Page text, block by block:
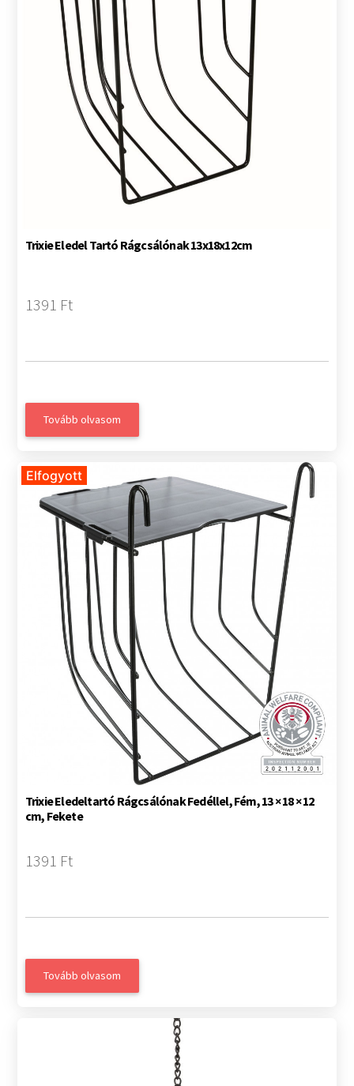
Trixie Eledel Tartó Rágcsálónak 13x18x12cm
1391 Ft
Tovább olvasom
Elfogyott
Trixie Eledeltartó Rágcsálónak Fedéllel, Fém, 13 × 18 × 12
cm, Fekete
1391 Ft
Tovább olvasom